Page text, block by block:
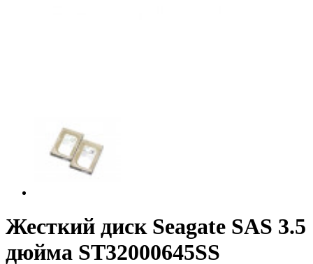
Жесткий диск Seagate SAS 3.5
дюйма ST32000645SS